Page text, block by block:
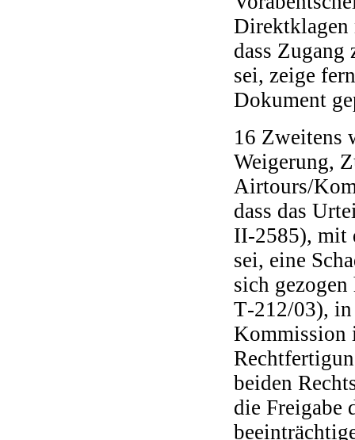
Direktklagen
dass Zugang
sei, zeige
Dokument
16 Zweitens
Weigerung,
Airtours/
dass das
II‑2585), mit
sei, eine
sich
T‑212/03),
Kommission
beiden
die Freigabe